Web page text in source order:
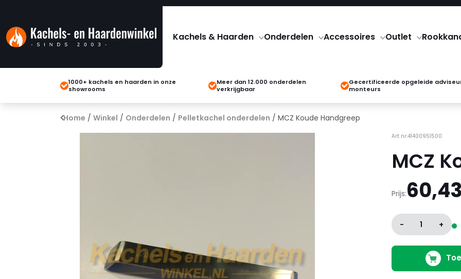
Kachels & Haarden Onderdelen Accessoires Outlet
1000+ kachels en haarden in onze
showrooms
Meer dan 12.000 onderdelen
verkrijgbaar
Gecertificeerde opgeleide
monteurs
Home / Winkel / Onderdelen / Pelletkachel onderdelen / MCZ Koude Handgreep
Art nr:41400951500
MCZ
Prijs:60,43
- 1 +